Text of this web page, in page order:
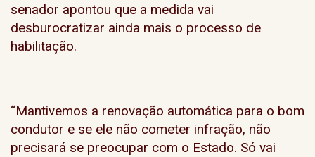
senador apontou que a medida vai
desburocratizar ainda mais o processo de
habilitação.
“Mantivemos a renovação automática para o bom
condutor e se ele não cometer infração, não
precisará se preocupar com o Estado. Só vai